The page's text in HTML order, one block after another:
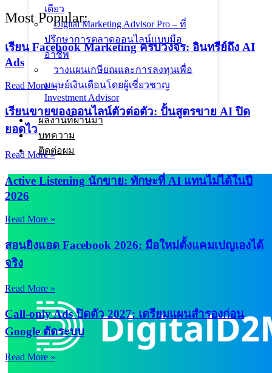
เดียว
Digital Marketing Advisor Pro – ที่
ปรึกษาการตลาดออนไลน์แบบมือ
อาชีพ
วางแผนเกษียณและการลงทุนเพื่อ
มนุษย์เงินเดือนโดยผู้เชี่ยวชาญ
Investment Advisor
ผลงานที่ผ่านมา
บทความ
ติดต่อผม
Most Popular:
เรียน Facebook Marketing ครบวงจร: อินทรีย์ถึง AI
Ads
Read More »
เรียนขายของออนไลน์ตัวต่อตัว: ปั้นสูตรขาย AI ปิด
ยอดไว
Read More »
Active Listening นักขาย: ทักษะที่ AI แทนไม่ได้ในปี
2026
Read More »
สอนยิงแอด Facebook 2026: มือใหม่ตั้งแคมเปญเองได้
จริง
Read More »
Call-only Ads ปิดตัว 2027: เตรียมแผนสำรองก่อน
Google ตัดระบบ
Read More »